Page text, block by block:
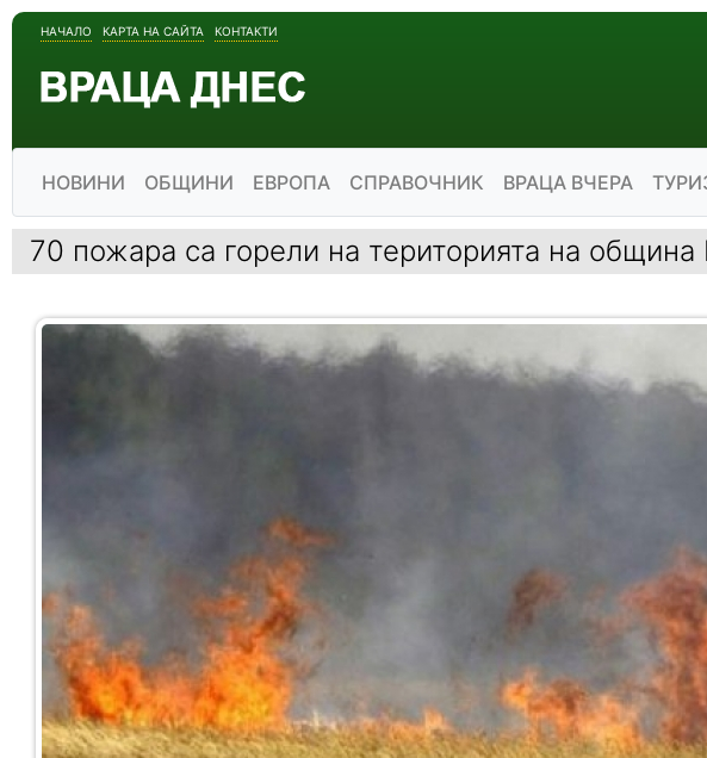
НАЧАЛО КАРТА НА САЙТА КОНТАКТИ
НОВИНИ ОБЩИНИ ЕВРОПА СПРАВОЧНИК ВРАЦА ВЧЕРА
70 пожара са горели на територията на